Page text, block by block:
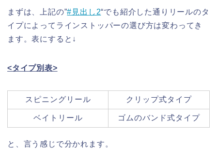
まずは、上記の”#見出し2“でも紹介した通りリールのタ
イプによってラインストッパーの選び方は変わってき
ます。表にすると↓
<タイプ別表>
スピニングリール クリップ式タイプ
ベイトリール ゴムのバンド式タイプ
と、言う感じで分かれます。